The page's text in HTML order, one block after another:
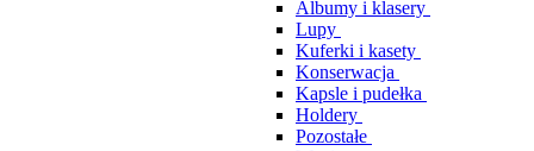
Albumy i klasery
Lupy
Kuferki i kasety
Konserwacja
Kapsle i pudełka
Holdery
Pozostałe